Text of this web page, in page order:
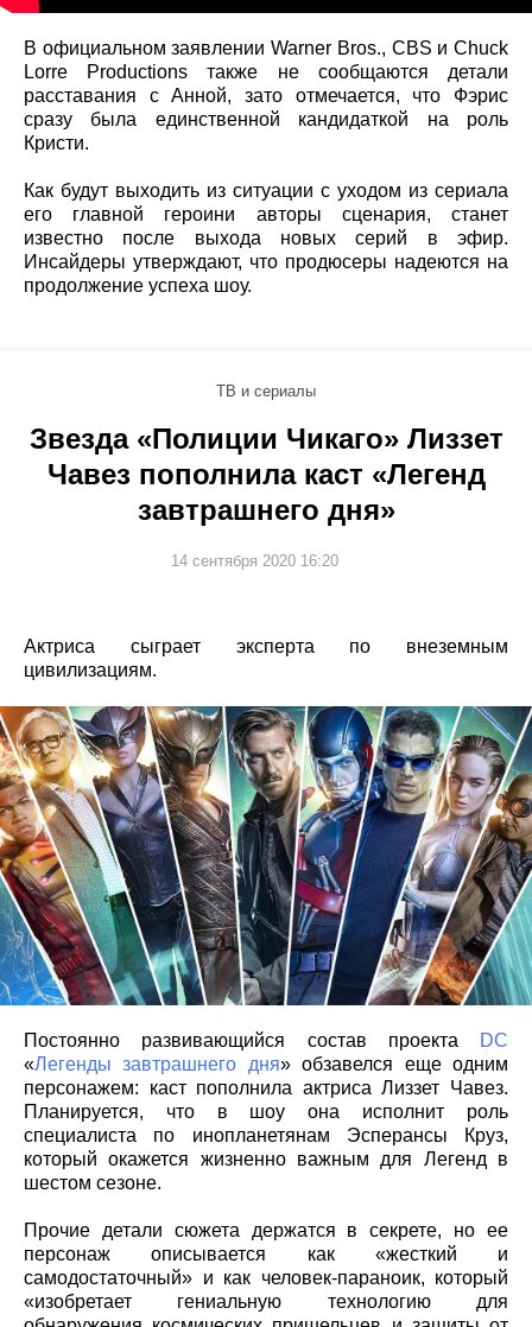
В официальном заявлении Warner Bros., CBS и Chuck
Lorre Productions также не сообщаются детали
расставания с Анной, зато отмечается, что Фэрис
сразу была единственной кандидаткой на роль
Кристи.
Как будут выходить из ситуации с уходом из сериала
его главной героини авторы сценария, станет
известно после выхода новых серий в эфир.
Инсайдеры утверждают, что продюсеры надеются на
продолжение успеха шоу.
ТВ и сериалы
Звезда «Полиции Чикаго» Лиззет
Чавез пополнила каст «Легенд
завтрашнего дня»
14 сентября 2020 16:20
Актриса сыграет эксперта по внеземным
цивилизациям.
Постоянно развивающийся состав проекта
DC
«Легенды завтрашнего дня» обзавелся еще одним
персонажем: каст пополнила актриса Лиззет Чавез.
Планируется, что в шоу она исполнит роль
специалиста по инопланетянам Эсперансы Круз,
который окажется жизненно важным для Легенд в
шестом сезоне.
Прочие детали сюжета держатся в секрете, но ее
персонаж описывается как «жесткий и
самодостаточный» и как человек-параноик, который
«изобретает гениальную технологию для